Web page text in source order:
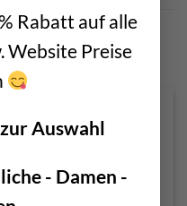
Rabatt auf alle
Website Preise
Auswahl
- Damen -
…